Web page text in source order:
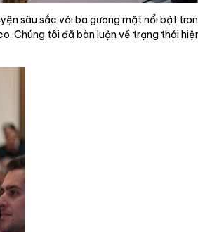
sâu sắc với ba gương mặt nổi bật
Chúng tôi đã bàn luận về trạng thái